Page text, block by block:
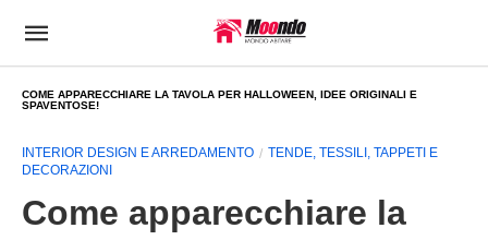
COME APPARECCHIARE LA TAVOLA PER HALLOWEEN, IDEE ORIGINALI E
SPAVENTOSE!
INTERIOR DESIGN E ARREDAMENTO
TENDE, TESSILI, TAPPETI E
DECORAZIONI
Come apparecchiare la